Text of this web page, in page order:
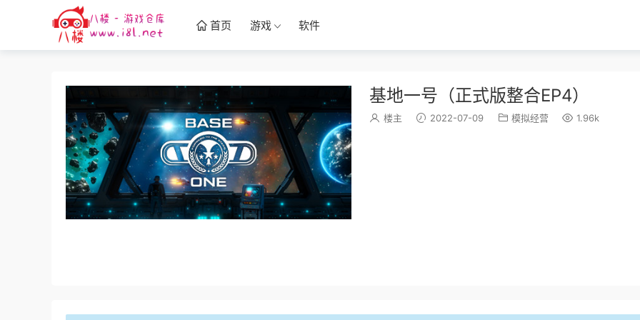
首页 游戏 软件
基地一号（正式版整合EP4）
楼主 2022-07-09 模拟经营 1.96k